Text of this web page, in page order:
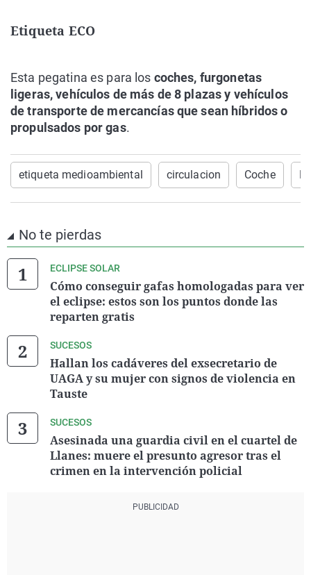
Etiqueta ECO
Esta pegatina es para los coches, furgonetas
ligeras, vehículos de más de 8 plazas y vehículos
de transporte de mercancías que sean híbridos o
propulsados por gas.
etiqueta medioambiental circulacion Coche
No te pierdas
ECLIPSE SOLAR
Cómo conseguir gafas homologadas para ver
el eclipse: estos son los puntos donde las
reparten gratis
SUCESOS
Hallan los cadáveres del exsecretario de
UAGA y su mujer con signos de violencia en
Tauste
SUCESOS
Asesinada una guardia civil en el cuartel de
Llanes: muere el presunto agresor tras el
crimen en la intervención policial